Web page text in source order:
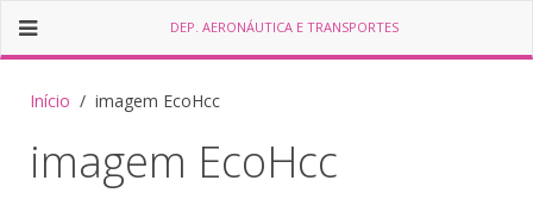
DEP. AERONÁUTICA E TRANSPORTES
Início imagem EcoHcc
imagem EcoHcc